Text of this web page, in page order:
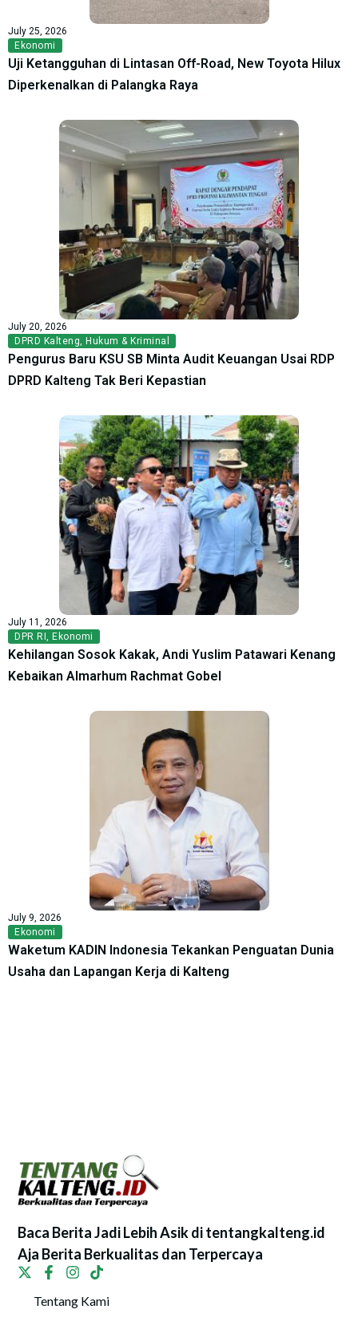
July 25, 2026
Ekonomi
Uji Ketangguhan di Lintasan Off-Road, New Toyota Hilux
Diperkenalkan di Palangka Raya
July 20, 2026
DPRD Kalteng Hukum & Kriminal
Pengurus Baru KSU SB Minta Audit Keuangan Usai RDP
DPRD Kalteng Tak Beri Kepastian
July 11, 2026
DPR RI Ekonomi
Kehilangan Sosok Kakak, Andi Yuslim Patawari Kenang
Kebaikan Almarhum Rachmat Gobel
July 9, 2026
Ekonomi
Waketum KADIN Indonesia Tekankan Penguatan Dunia
Usaha dan Lapangan Kerja di Kalteng
Baca Berita Jadi Lebih Asik di tentangkalteng.id
Aja Berita Berkualitas dan Terpercaya
Tentang Kami